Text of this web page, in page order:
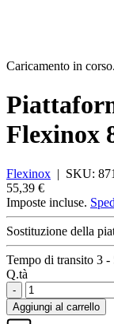
Caricamento in
Flexinox
Flexinox | SKU:
55,39 €
Imposte incluse.
Sostituzione della
Tempo di transito 3 -
Q.tà
-
Aggiungi al carrello